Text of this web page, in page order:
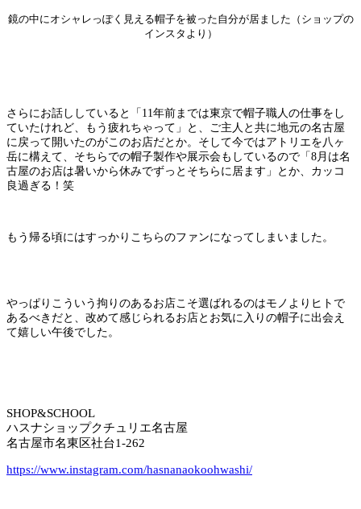
鏡の中にオシャレっぽく見える帽子を被った自分が居ました（ショップの
インスタより）
さらにお話ししていると「11年前までは東京で帽子職人の仕事をし
ていたけれど、もう疲れちゃって」と、ご主人と共に地元の名古屋
に戻って開いたのがこのお店だとか。そして今ではアトリエを八ヶ
岳に構えて、そちらでの帽子製作や展示会もしているので「8月は名
古屋のお店は暑いから休みでずっとそちらに居ます」とか、カッコ
良過ぎる！笑
もう帰る頃にはすっかりこちらのファンになってしまいました。
やっぱりこういう拘りのあるお店こそ選ばれるのはモノよりヒトで
あるべきだと、改めて感じられるお店とお気に入りの帽子に出会え
て嬉しい午後でした。
SHOP&SCHOOL
ハスナショップクチュリエ名古屋
名古屋市名東区社台1-262
https://www.instagram.com/hasnanaokoohwashi/